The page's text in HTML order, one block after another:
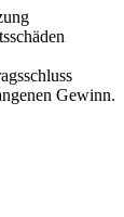
Gewinn.